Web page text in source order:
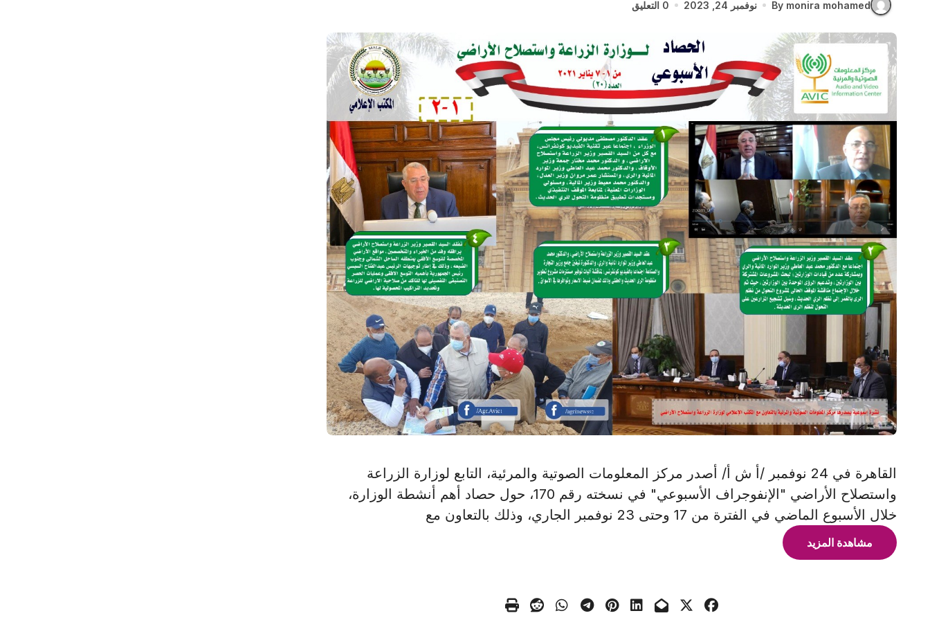
By monira mohamed نوفمبر 24, 2023 0 التعليق
القاهرة في 24 نوفمبر /أ ش أ/ أصدر مركز المعلومات الصوتية والمرئية، التابع لوزارة الزراعة
واستصلاح الأراضي "الإنفوجراف الأسبوعي" في نسخته رقم 170، حول حصاد أهم أنشطة الوزارة،
خلال الأسبوع الماضي في الفترة من 17 وحتى 23 نوفمبر الجاري، وذلك بالتعاون مع
مشاهدة المزيد